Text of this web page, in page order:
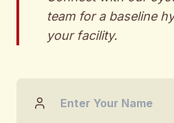
team for a baseline
your facility.